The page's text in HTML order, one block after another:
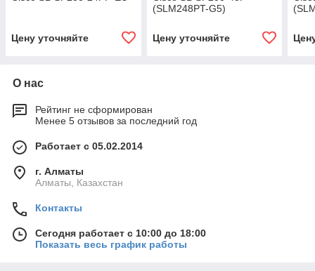
Цену уточняйте
(SLM248PT-G5)
Цену уточняйте
О нас
Рейтинг не сформирован
Менее 5 отзывов за последний год
Работает с 05.02.2014
г. Алматы
Алматы, Казахстан
Контакты
Сегодня работает с 10:00 до 18:00
Показать весь график работы